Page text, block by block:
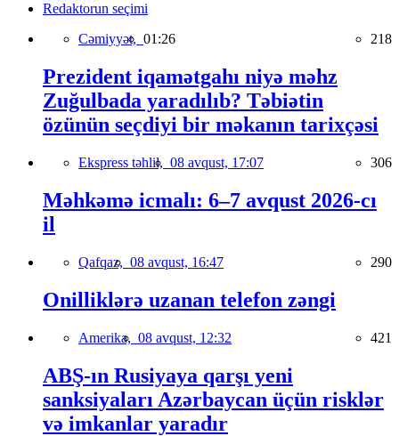
Redaktorun seçimi
Cəmiyyət, 01:26 218
Prezident iqamətgahı niyə məhz
Zuğulbada yaradılıb? Təbiətin
özünün seçdiyi bir məkanın tarixçəsi
Ekspress təhlil, 08 avqust, 17:07 306
Məhkəmə icmalı: 6–7 avqust 2026-cı
il
Qafqaz, 08 avqust, 16:47 290
Onilliklərə uzanan telefon zəngi
Amerika, 08 avqust, 12:32 421
ABŞ-ın Rusiyaya qarşı yeni
sanksiyaları Azərbaycan üçün risklər
və imkanlar yaradır